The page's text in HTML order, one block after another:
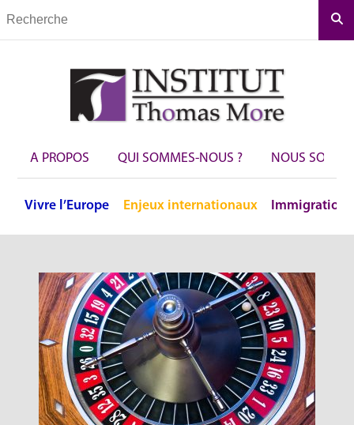
A PROPOS QUI SOMMES-NOUS ? NOUS
Vivre l’Europe Enjeux internationaux Immigration